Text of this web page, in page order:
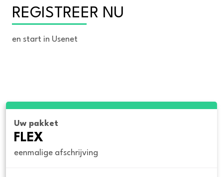
REGISTREER NU
en start in Usenet
Uw pakket
FLEX
eenmalige afschrijving